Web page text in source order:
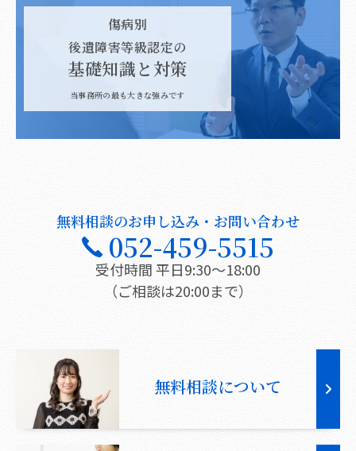
傷病別
後遺障害等級認定の
基礎知識と対策
当事務所の最も大きな強みです
無料相談のお申し込み・お問い合わせ
052-459-5515
受付時間 平日9:30〜18:00
（ご相談は20:00まで）
無料相談について